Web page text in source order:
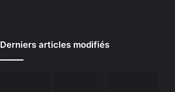
Derniers articles modifiés